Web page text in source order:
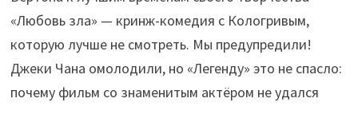
«Любовь зла» — кринж-комедия с Кологривым,
которую лучше не смотреть. Мы предупредили!
Джеки Чана омолодили, но «Легенду» это не спасло:
почему фильм со знаменитым актёром не удался